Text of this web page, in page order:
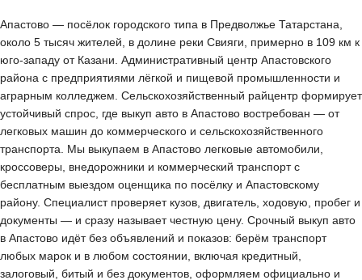
Апастово — посёлок городского типа в Предволжье Татарстана,
около 5 тысяч жителей, в долине реки Свияги, примерно в 109 км к
юго-западу от Казани. Административный центр Апастовского
района с предприятиями лёгкой и пищевой промышленности и
аграрным колледжем. Сельскохозяйственный райцентр формирует
устойчивый спрос, где выкуп авто в Апастово востребован — от
легковых машин до коммерческого и сельскохозяйственного
транспорта. Мы выкупаем в Апастово легковые автомобили,
кроссоверы, внедорожники и коммерческий транспорт с
бесплатным выездом оценщика по посёлку и Апастовскому
району. Специалист проверяет кузов, двигатель, ходовую, пробег и
документы — и сразу называет честную цену. Срочный выкуп авто
в Апастово идёт без объявлений и показов: берём транспорт
любых марок и в любом состоянии, включая кредитный,
залоговый, битый и без документов, оформляем официально и